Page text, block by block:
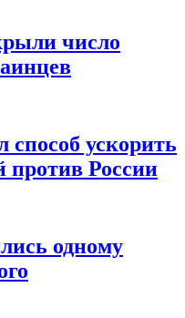
число
ускорить
против России
одному